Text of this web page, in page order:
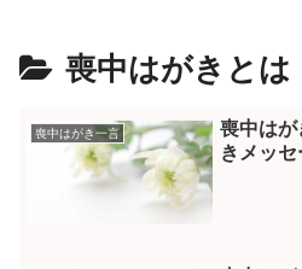
喪中はがきとは
喪中はがき一言
喪中は
きメッ